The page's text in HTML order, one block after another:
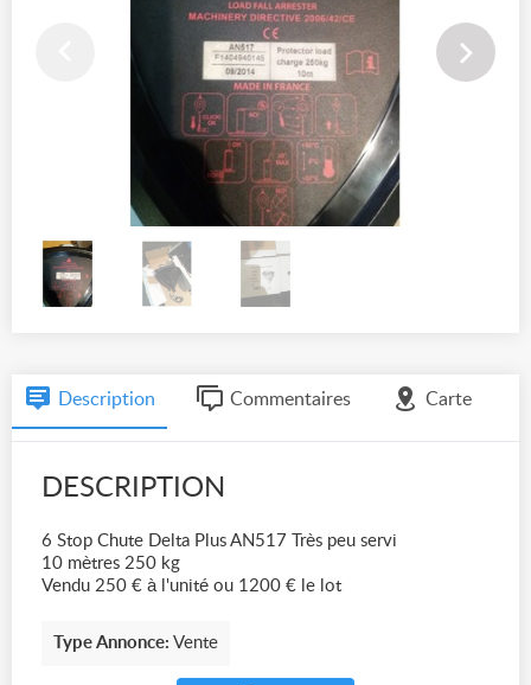
Description Commentaires Carte
DESCRIPTION
6 Stop Chute Delta Plus AN517 Très peu servi
10 mètres 250 kg
Vendu 250 € à l'unité ou 1200 € le lot
Type Annonce: Vente